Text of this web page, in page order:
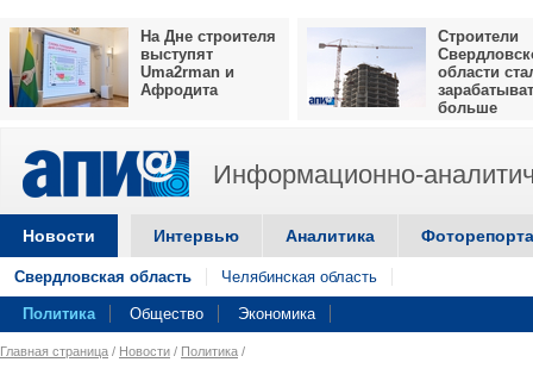
На Дне строителя
выступят
Uma2rman и
Афродита
Строители
области
больше
Информационно-
Новости Интервью Аналитика
Свердловская область Челябинская область
Политика Общество Экономика
Главная страница / Новости / Политика /